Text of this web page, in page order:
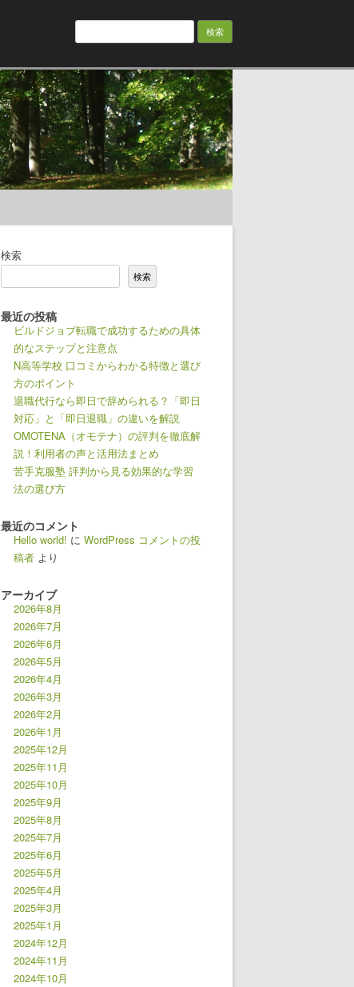
検
検索
検索
最近の投稿
ビルドジョブ転職で成功するための具体
的なステップと注意点
N高等学校 口コミからわかる特徴と選び
方のポイント
退職代行なら即日で辞められる？「即日
対応」と「即日退職」の違いを解説
OMOTENA（オモテナ）の評判を徹底解
説！利用者の声と活用法まとめ
苦手克服塾 評判から見る効果的な学習
法の選び方
最近のコメント
Hello world! に WordPress コメントの投
稿者 より
アーカイブ
2026年8月
2026年7月
2026年6月
2026年5月
2026年4月
2026年3月
2026年2月
2026年1月
2025年12月
2025年11月
2025年10月
2025年9月
2025年8月
2025年7月
2025年6月
2025年5月
2025年4月
2025年3月
2025年1月
2024年12月
2024年11月
2024年10月